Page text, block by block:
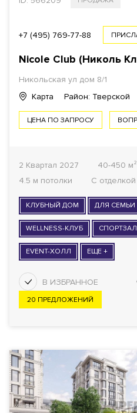
₽ $ € ₿
ПЛОЩАДЬ
КОМНАТ ОТ 1
ОТДЕЛКА
ГОТОВНОСТЬ ДОМА
Все варианты
ФОНД
Все варианты
+7 (495) 769-77-88
Nicole Club (Николь
Никольская ул дом 8/1
Карта
Район: Тверской
ЦЕНА ПО ЗАПРОСУ
2 Квартал 2027 40-450 м²
4.5 м потолки
С отделкой
КЛУБНЫЙ ДОМ ДЛЯ СЕМЬИ
WELLNESS-КЛУБ СПОРТЗАЛ
EVENT-ХОЛЛ ЕЩЕ +
20 ПРЕДЛОЖЕНИЙ